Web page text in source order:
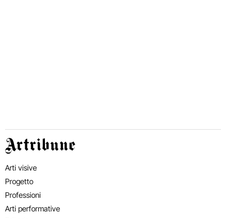
Artribune
Arti visive
Progetto
Professioni
Arti performative